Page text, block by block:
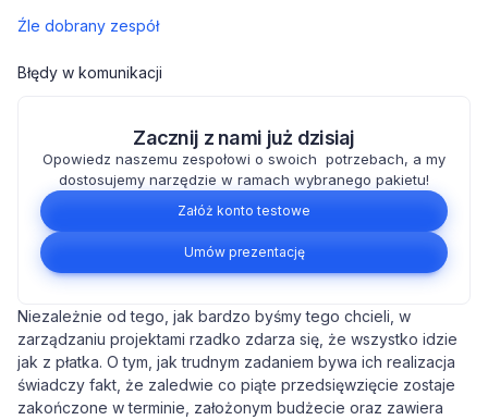
Źle dobrany zespół
Błędy w komunikacji
Zacznij z nami już dzisiaj
Opowiedz naszemu zespołowi o swoich potrzebach, a my
dostosujemy narzędzie w ramach wybranego pakietu!
Załóż konto testowe
Umów prezentację
Niezależnie od tego, jak bardzo byśmy tego chcieli, w
zarządzaniu projektami rzadko zdarza się, że wszystko idzie
jak z płatka. O tym, jak trudnym zadaniem bywa ich realizacja
świadczy fakt, że zaledwie co piąte przedsięwzięcie zostaje
zakończone w terminie, założonym budżecie oraz zawiera